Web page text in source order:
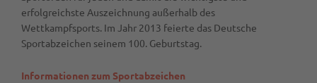
erfolgreichste Auszeichnung außerhalb des
Wettkampfsports. Im Jahr 2013 feierte das Deutsche
Sportabzeichen seinem 100. Geburtstag.
Informationen zum Sportabzeichen